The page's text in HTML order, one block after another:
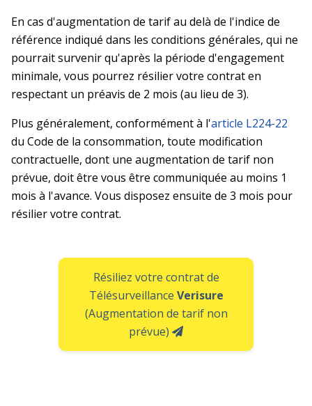
En cas d'augmentation de tarif au delà de l'indice de
référence indiqué dans les conditions générales, qui ne
pourrait survenir qu'après la période d'engagement
minimale, vous pourrez résilier votre contrat en
respectant un préavis de 2 mois (au lieu de 3).
Plus généralement, conformément à l'article L224-22
du Code de la consommation, toute modification
contractuelle, dont une augmentation de tarif non
prévue, doit être vous être communiquée au moins 1
mois à l'avance. Vous disposez ensuite de 3 mois pour
résilier votre contrat.
Résiliez votre contrat de
Télésurveillance Verisure
(Augmentation de tarif non
prévue)